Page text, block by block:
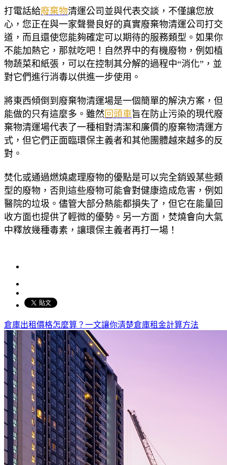
打電話給廢棄物清運公司並與代表交談，不僅讓您放
心，您正在與一家聲譽良好的真實廢棄物清運公司打交
道，而且還使您能夠確定可以期待的服務類型。如果你
不能加熱它，那就吃吧！自然界中的有機廢物，例如植
物蔬菜和紙張，可以在控制其分解的過程中“消化”，並
對它們進行消毒以供進一步使用。
將東西傾倒到廢棄物清運場是一個簡單的解決方案，但
能做的只有這麼多。雖然 回頭車旨在防止污染的現代廢
棄物清運場代表了一種相對清潔和廉價的廢棄物清運方
式，但它們正面臨環保主義者和其他團體越來越多的反
對。
焚化或通過燃燒處理廢物的優點是可以完全銷毀某些類
型的廢物，否則這些廢物可能會對健康造成危害，例如
醫院的垃圾。儘管大部分熱能都損失了，但它在能量回
收方面也提供了輕微的優勢。另一方面，焚燒會向大氣
中釋放幾種毒素，讓環保主義者再打一場！
倉庫出租價格怎麼算？一文讓你清楚倉庫租金計算方法